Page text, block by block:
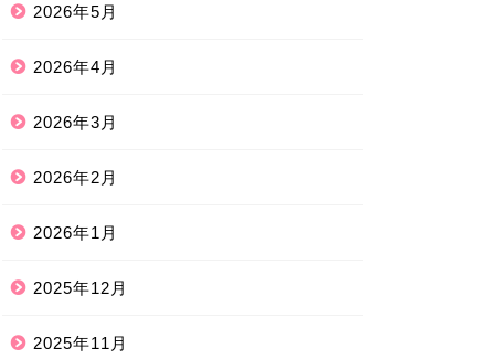
2026年5月
2026年4月
2026年3月
2026年2月
2026年1月
2025年12月
2025年11月